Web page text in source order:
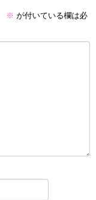
※ が付いている欄は必